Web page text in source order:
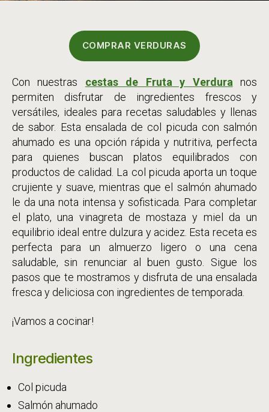
COMPRAR VERDURAS
Con nuestras cestas de Fruta y Verdura nos
permiten disfrutar de ingredientes frescos y
versátiles, ideales para recetas saludables y llenas
de sabor. Esta ensalada de col picuda con salmón
ahumado es una opción rápida y nutritiva, perfecta
para quienes buscan platos equilibrados con
productos de calidad. La col picuda aporta un toque
crujiente y suave, mientras que el salmón ahumado
le da una nota intensa y sofisticada. Para completar
el plato, una vinagreta de mostaza y miel da un
equilibrio ideal entre dulzura y acidez. Esta receta es
perfecta para un almuerzo ligero o una cena
saludable, sin renunciar al buen gusto. Sigue los
pasos que te mostramos y disfruta de una ensalada
fresca y deliciosa con ingredientes de temporada.
¡Vamos a cocinar!
Ingredientes
Col picuda
Salmón ahumado